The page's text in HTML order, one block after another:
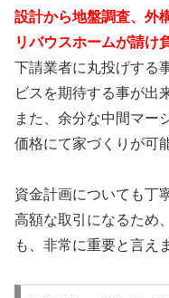
設計から地盤調査、外
リバウスホームが請け
下請業者に丸投げする
ビスを期待する事が出
また、余分な中間マー
価格にて家づくりが可
資金計画についても丁
高額な取引になるため
も、非常に重要と言え